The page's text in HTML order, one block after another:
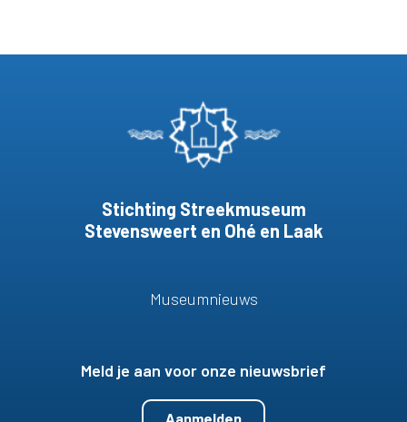
Stichting Streekmuseum
Stevensweert en Ohé en Laak
Museumnieuws
Meld je aan voor onze nieuwsbrief
Aanmelden